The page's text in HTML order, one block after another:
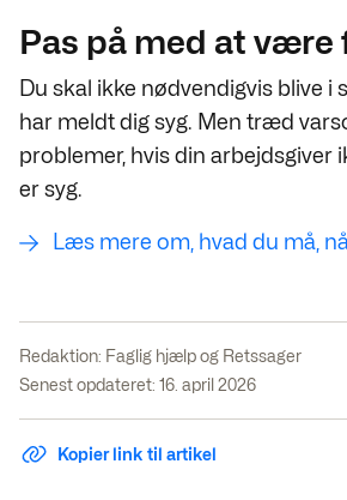
Pas på med at være
Du skal ikke nødvendigvis blive i
har meldt dig syg. Men træd
problemer, hvis din arbejdsgiver
er syg.
Læs mere om, hvad du må,
Redaktion: Faglig hjælp og Retssager
Senest opdateret: 16. april 2026
Kopier link til artikel